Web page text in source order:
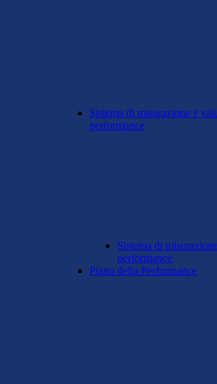
Sistema di misurazione e
performance
Sistema di
performance
Piano della Performance